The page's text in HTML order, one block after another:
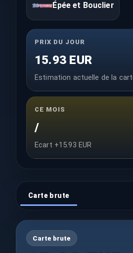
Épée et Bouclier
PRIX DU JOUR
15.93 EUR
Estimation actuelle de la
CE MOIS
/
Ecart +15.93 EUR
Carte brute
Carte brute